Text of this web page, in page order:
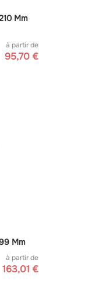
Mm
à partir de
95,70 €
Mm
à partir de
163,01 €